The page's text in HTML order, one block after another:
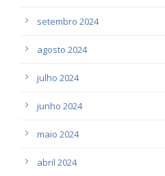
setembro 2024
agosto 2024
julho 2024
junho 2024
maio 2024
abril 2024